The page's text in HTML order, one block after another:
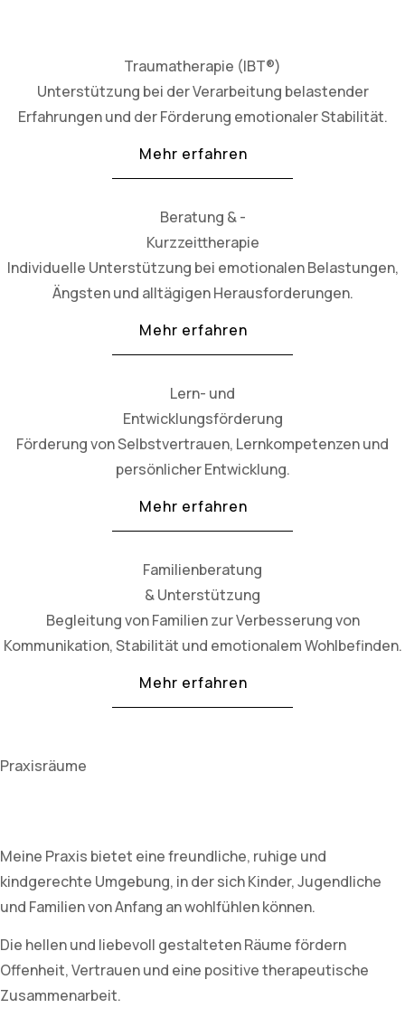
Traumatherapie (IBT®)
Unterstützung bei der Verarbeitung belastender
Erfahrungen und der Förderung emotionaler Stabilität.
Mehr erfahren
Beratung & -
Kurzzeittherapie
Individuelle Unterstützung bei emotionalen Belastungen,
Ängsten und alltägigen Herausforderungen.
Mehr erfahren
Lern- und
Entwicklungsförderung
Förderung von Selbstvertrauen, Lernkompetenzen und
persönlicher Entwicklung.
Mehr erfahren
Familienberatung
& Unterstützung
Begleitung von Familien zur Verbesserung von
Kommunikation, Stabilität und emotionalem Wohlbefinden.
Mehr erfahren
Praxisräume
Meine Praxis bietet eine freundliche, ruhige und
kindgerechte Umgebung, in der sich Kinder, Jugendliche
und Familien von Anfang an wohlfühlen können.
Die hellen und liebevoll gestalteten Räume fördern
Offenheit, Vertrauen und eine positive therapeutische
Zusammenarbeit.